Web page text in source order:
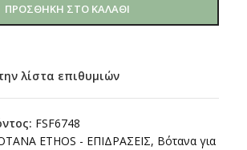
ΠΡΟΣΘΉΚΗ ΣΤΟ ΚΑΛΆΘΙ
λίστα επιθυμιών
FSF6748
ETHOS - ΕΠΙΔΡΑΣΕΙΣ, Βότανα για